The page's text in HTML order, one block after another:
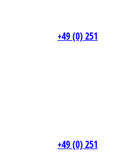
+49 (0) 251
+49 (0) 251